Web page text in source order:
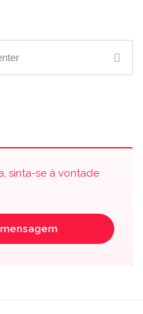
sinta-se à vontade